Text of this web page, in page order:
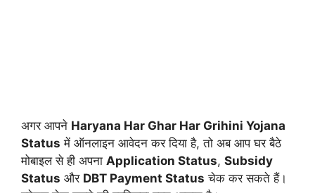
अगर आपने Haryana Har Ghar Har Grihini Yojana
Status में ऑनलाइन आवेदन कर दिया है, तो अब आप घर बैठे
मोबाइल से ही अपना Application Status, Subsidy
Status और DBT Payment Status चेक कर सकते हैं।